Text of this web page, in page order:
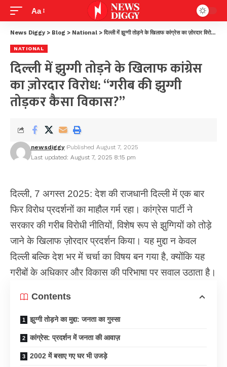
Aa
News Diggy > Blog > National > दिल्ली में झुग्गी तोड़ने के खिलाफ कांग्रेस का ज़ोरदार विरोध: “गरीब की झुग्गी तोड़कर कैसा विकास?”
NATIONAL
दिल्ली में झुग्गी तोड़ने के खिलाफ कांग्रेस
का ज़ोरदार विरोध: “गरीब की झुग्गी
तोड़कर कैसा विकास?”
Last updated: August 7, 2025 8:15 pm
newsdiggy Published August 7, 2025
दिल्ली, 7 अगस्त 2025: देश की राजधानी दिल्ली में एक बार
फिर विरोध प्रदर्शनों का माहौल गर्म रहा। कांग्रेस पार्टी ने
सरकार की गरीब विरोधी नीतियों, विशेष रूप से झुग्गियों को तोड़े
जाने के खिलाफ ज़ोरदार प्रदर्शन किया। यह मुद्दा न केवल
दिल्ली बल्कि देश भर में चर्चा का विषय बन गया है, क्योंकि यह
गरीबों के अधिकार और विकास की परिभाषा पर सवाल उठाता है।
Contents
झुग्गी तोड़ने का मुद्दा: जनता का गुस्सा
कांग्रेस: प्रदर्शन में जनता की आवाज़
2002 में बसाए गए घर भी उजड़े